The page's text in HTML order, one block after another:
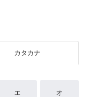
カタカナ
エ オ